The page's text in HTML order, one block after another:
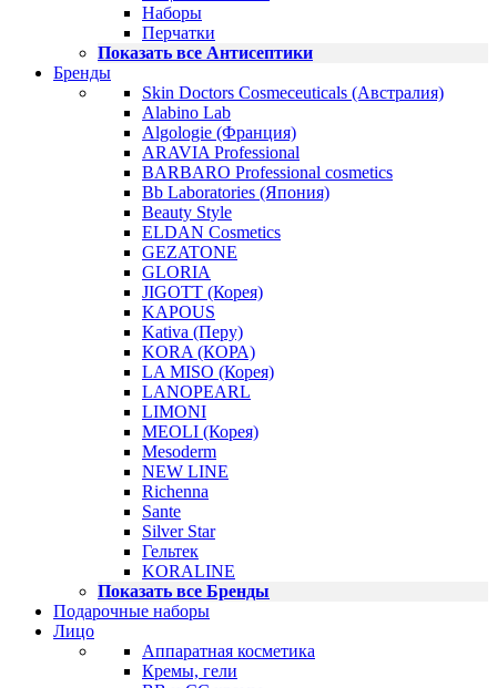
Наборы
Перчатки
Показать все Антисептики
Бренды
Skin Doctors Cosmeceuticals (Австралия)
Alabino Lab
Algologie (Франция)
ARAVIA Professional
BARBARO Professional cosmetics
Bb Laboratories (Япония)
Beauty Style
ELDAN Cosmetics
GEZATONE
GLORIA
JIGOTT (Корея)
KAPOUS
Kativa (Перу)
KORA (КОРА)
LA MISO (Корея)
LANOPEARL
LIMONI
MEOLI (Корея)
Mesoderm
NEW LINE
Richenna
Sante
Silver Star
Гельтек
KORALINE
Показать все Бренды
Подарочные наборы
Лицо
Аппаратная косметика
Кремы, гели